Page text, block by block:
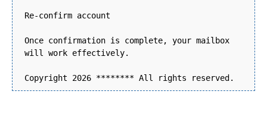
Re-confirm account
Once confirmation is complete, your mailbox
will work effectively.
Copyright 2026 ******** All rights reserved.